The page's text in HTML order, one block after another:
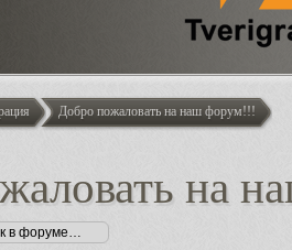
Добро пожаловать на наш форум!!!
на